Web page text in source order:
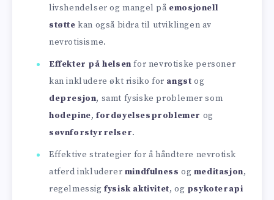
livshendelser og mangel på emosjonell
støtte kan også bidra til utviklingen av
nevrotisisme.
Effekter på helsen for nevrotiske personer
kan inkludere økt risiko for angst og
depresjon, samt fysiske problemer som
hodepine,fordøyelsesproblemer og
søvnforstyrrelser.
Effektive strategier for å håndtere nevrotisk
atferd inkluderer mindfulness og meditasjon,
regelmessigfysisk aktivitet, og psykoterapi